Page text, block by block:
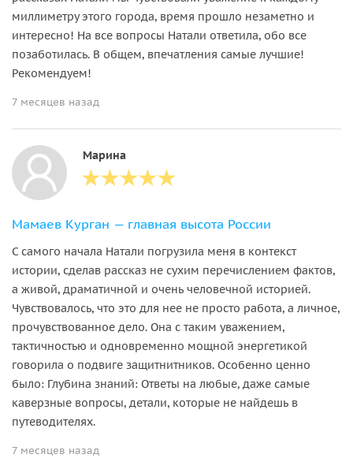
миллиметру этого города, время прошло незаметно и
интересно! На все вопросы Натали ответила, обо все
позаботилась. В общем, впечатления самые лучшие!
Рекомендуем!
7 месяцев назад
Марина
Мамаев Курган — главная высота России
С самого начала Натали погрузила меня в контекст
истории, сделав рассказ не сухим перечислением фактов,
а живой, драматичной и очень человечной историей.
Чувствовалось, что это для нее не просто работа, а личное,
прочувствованное дело. Она с таким уважением,
тактичностью и одновременно мощной энергетикой
говорила о подвиге защитнитников. Особенно ценно
было: Глубина знаний: Ответы на любые, даже самые
каверзные вопросы, детали, которые не найдешь в
путеводителях.
7 месяцев назад